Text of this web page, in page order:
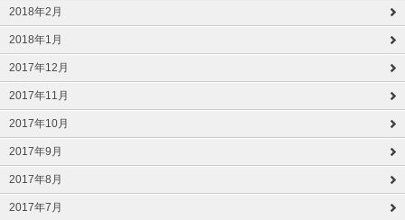
2018年2月
2018年1月
2017年12月
2017年11月
2017年10月
2017年9月
2017年8月
2017年7月